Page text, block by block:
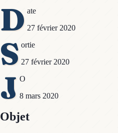
D ate
27 février 2020
S ortie
27 février 2020
J O
8 mars 2020
Objet